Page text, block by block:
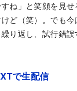
ね」と笑顔を見
ど（笑）。でも今
り返し、試行錯
で生配信